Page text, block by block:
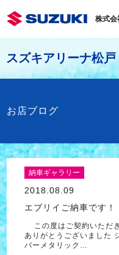
株式会
スズキアリーナ松戸
お店ブログ
納車ギャラリー
2018.08.09
エブリイご納車です！
この度はご契約いただ
ありがとうございました
バーメタリック…